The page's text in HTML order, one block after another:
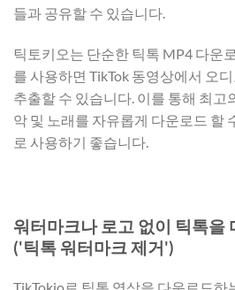
들과 공유할 수 있습니다.
틱토키오는 단순한 틱톡 MP4 다운
를 사용하면 TikTok 동영상에서 오
추출할 수 있습니다. 이를 통해 최고
악 및 노래를 자유롭게 다운로드 할
로 사용하기 좋습니다.
워터마크나 로고 없이 틱톡을
('틱톡 워터마크 제거')